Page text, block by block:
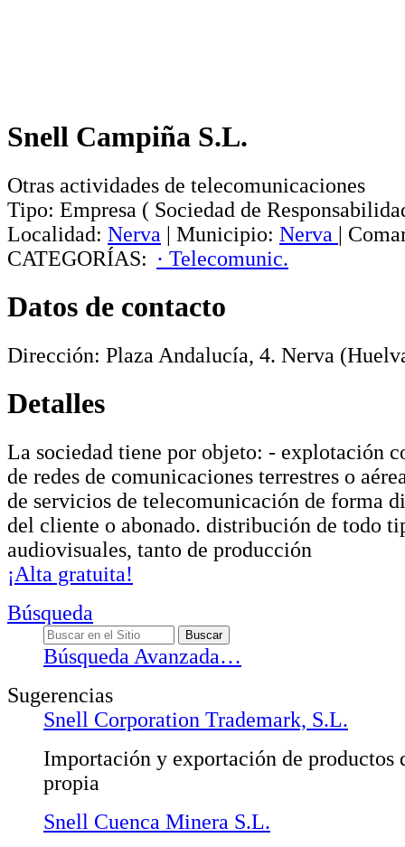
Snell Campiña S.L.
Otras actividades de telecomunicaciones
Tipo: Empresa ( Sociedad de
Localidad: Nerva | Municipio: Nerva |
CATEGORÍAS: · Telecomunic.
Datos de contacto
Dirección: Plaza Andalucía, 4. Nerva
Detalles
La sociedad tiene por objeto: - explotación
de redes de comunicaciones terrestres o
de servicios de telecomunicación de forma
del cliente o abonado. distribución de todo
audiovisuales, tanto de producción
¡Alta gratuita!
Búsqueda
Búsqueda Avanzada…
Sugerencias
Snell Corporation Trademark, S.L.
Importación y exportación de productos
propia
Snell Cuenca Minera S.L.